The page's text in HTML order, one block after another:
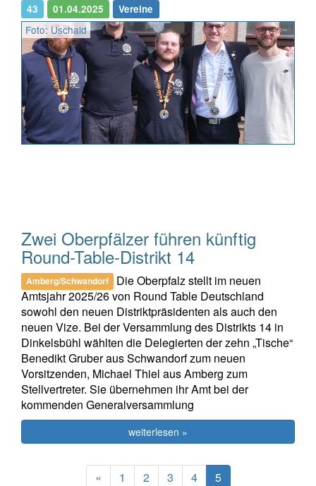
43 01.04.2025 Vereine
Foto: Uschald
Zwei Oberpfälzer führen künftig
Round-Table-Distrikt 14
Amberg/Schwandorf
Die Oberpfalz stellt im neuen
Amtsjahr 2025/26 von Round Table Deutschland
sowohl den neuen Distriktpräsidenten als auch den
neuen Vize. Bei der Versammlung des Distrikts 14 in
Dinkelsbühl wählten die Delegierten der zehn „Tische“
Benedikt Gruber aus Schwandorf zum neuen
Vorsitzenden, Michael Thiel aus Amberg zum
Stellvertreter. Sie übernehmen ihr Amt bei der
kommenden Generalversammlung
weiterlesen »
«Previous
1 2 3 4 5(current)